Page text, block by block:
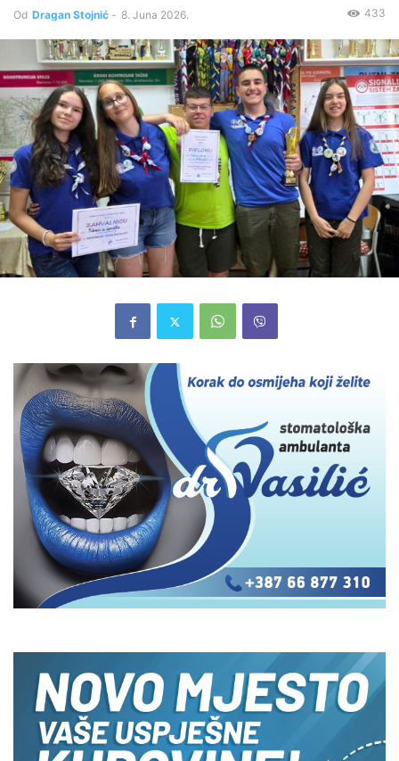
Od Dragan Stojnić - 8. Juna 2026. 433